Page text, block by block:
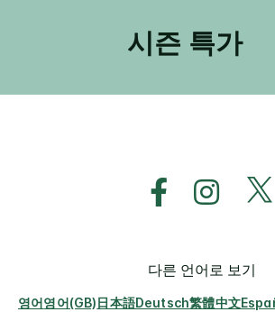
시즌 특가
다른 언어로 보기
영어영어(GB)日本語Deutsch繁體中文